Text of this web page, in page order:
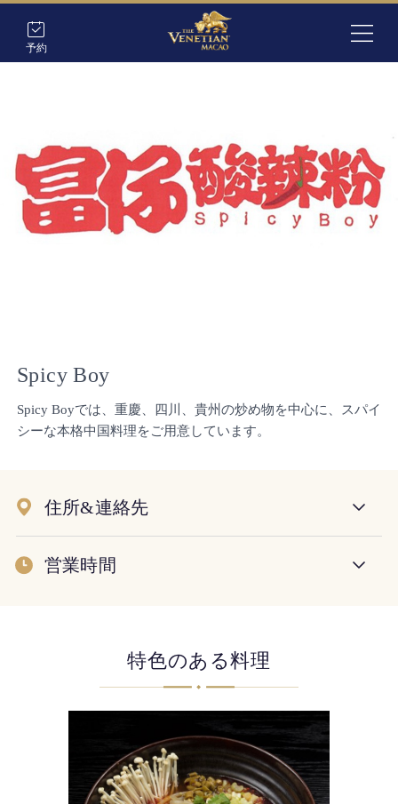
予約
Spicy Boy
Spicy Boyでは、重慶、四川、貴州の炒め物を中心に、スパイ
シーな本格中国料理をご用意しています。
住所&連絡先
営業時間
特色のある料理